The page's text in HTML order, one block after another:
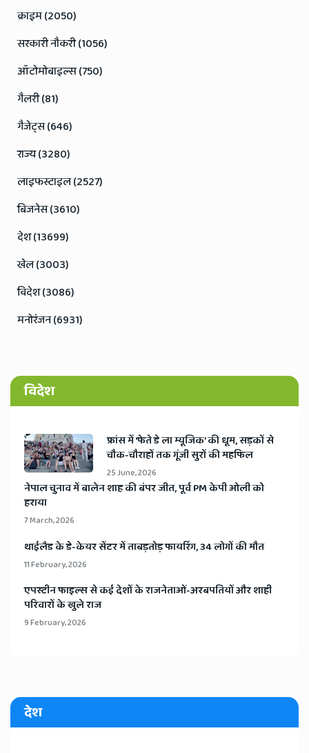
क्राइम (2050)
सरकारी नौकरी (1056)
ऑटोमोबाइल्स (750)
गैलरी (81)
गैजेट्स (646)
राज्य (3280)
लाइफस्टाइल (2527)
बिजनेस (3610)
देश (13699)
खेल (3003)
विदेश (3086)
मनोरंजन (6931)
विदेश
​फ्रांस में ‘फेते डे ला म्यूजिक’ की धूम, सड़कों से
चौक-चौराहों तक गूंजी सुरों की महफिल
25 June, 2026
​नेपाल चुनाव में बालेन शाह की बंपर जीत, पूर्व PM केपी ओली को
हराया
7 March, 2026
​थाईलैड के डे-केयर सेंटर में ताबड़तोड़ फायरिंग, 34 लोगों की मौत
11 February, 2026
​एपस्टीन फाइल्स से कई देशों के राजनेताओं-अरबपतियों और शाही
परिवारों के खुले राज
9 February, 2026
देश